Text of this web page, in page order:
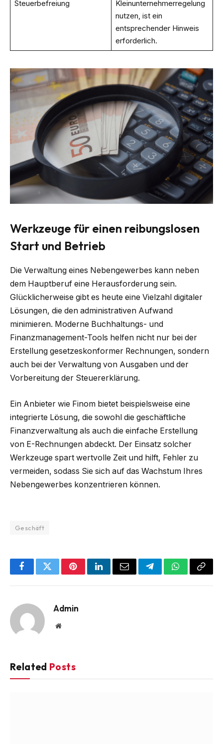
Steuerbefreiung
Kleinunternehmerregelung
nutzen, ist ein
entsprechender Hinweis
erforderlich.
Werkzeuge für einen reibungslosen
Start und Betrieb
Die Verwaltung eines Nebengewerbes kann neben
dem Hauptberuf eine Herausforderung sein.
Glücklicherweise gibt es heute eine Vielzahl digitaler
Lösungen, die den administrativen Aufwand
minimieren. Moderne Buchhaltungs- und
Finanzmanagement-Tools helfen nicht nur bei der
Erstellung gesetzeskonformer Rechnungen, sondern
auch bei der Verwaltung von Ausgaben und der
Vorbereitung der Steuererklärung.
Ein Anbieter wie Finom bietet beispielsweise eine
integrierte Lösung, die sowohl die geschäftliche
Finanzverwaltung als auch die einfache Erstellung
von E-Rechnungen abdeckt. Der Einsatz solcher
Werkzeuge spart wertvolle Zeit und hilft, Fehler zu
vermeiden, sodass Sie sich auf das Wachstum Ihres
Nebengewerbes konzentrieren können.
Geschäft
FacebookTwitterPinterestLinkedInEmail TelegramWhatsApp
Copy
Admin
Website
Related Posts